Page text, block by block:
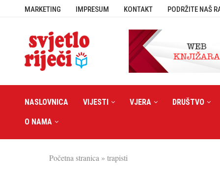
MARKETING IMPRESUM KONTAKT PODRŽITE NAŠ
NASLOVNICA VIJESTI VJERA DRUŠTVO
O NAMA
Početna stranica » trapisti